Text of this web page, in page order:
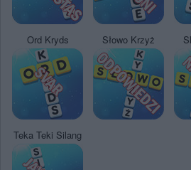
Ord Kryds Słowo Krzyż
Teka Teki Silang